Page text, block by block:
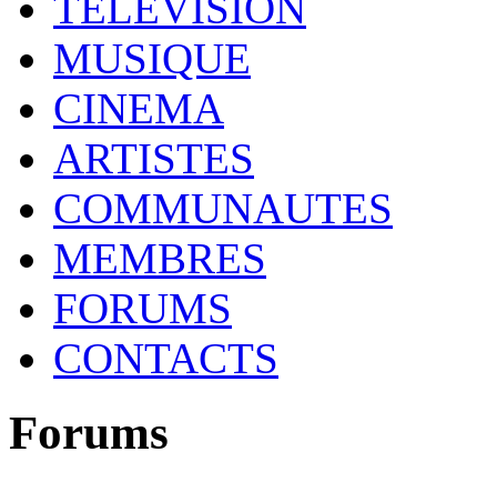
MUSIQUE
CINEMA
ARTISTES
COMMUNAUTES
MEMBRES
FORUMS
CONTACTS
Forums